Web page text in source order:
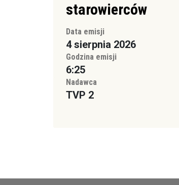
starowierców
Data emisji
4 sierpnia 2026
Godzina emisji
6:25
Nadawca
TVP 2